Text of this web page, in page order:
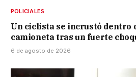
POLICIALES
Un ciclista se incrustó dentro
camioneta tras un fuerte
6 de agosto de 2026